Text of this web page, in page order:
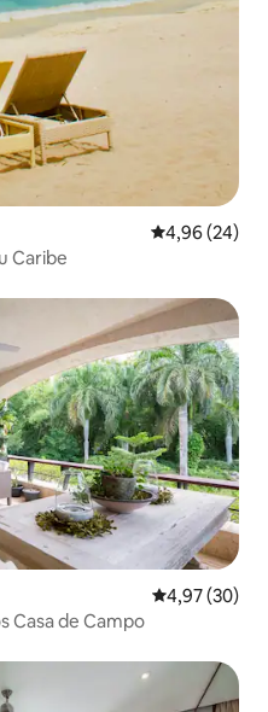
Prosječna
4,96 (24)
Caribe
Prosječna
4,97 (30)
Casa de Campo